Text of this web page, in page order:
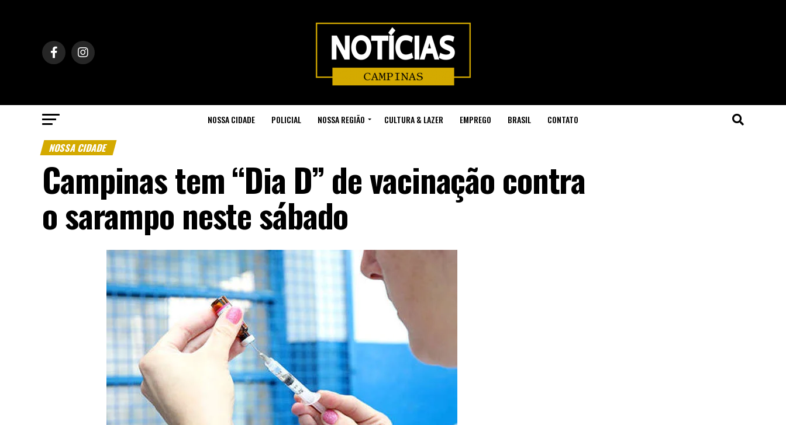
NOSSA CIDADE POLICIAL NOSSA REGIÃO CULTURA & LAZER EMPREGO BRASIL CONTATO
NOSSA CIDADE
Campinas tem “Dia D” de vacinação contra
o sarampo neste sábado